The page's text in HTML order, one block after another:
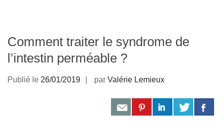
Comment traiter le syndrome de
l’intestin perméable ?
Publié le 26/01/2019 par Valérie Lemieux